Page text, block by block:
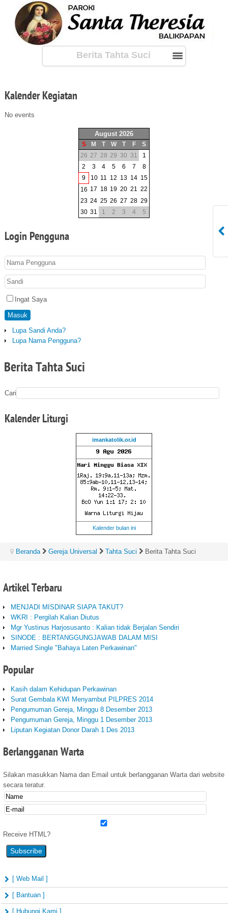
Berita Tahta Suci
KalenderKegiatan
No events
August 2026
S M T W T F
S
26 27 28 29 30 31
1
2
3 4 5 6 7
8
9
10 11 12 13 14 15
16 17 18 19 20 21 22
23 24 25 26 27 28 29
30 31 1 2 3 4 5
Login Pengguna
Ingat Saya
Masuk
Lupa Sandi Anda?
Lupa Nama Pengguna?
Berita Tahta Suci
Cari
KalenderLiturgi
imankatolik.or.id
Kalender bulan ini
Beranda Gereja Universal Tahta Suci Berita Tahta Suci
ArtikelTerbaru
MENJADI MISDINAR SIAPA TAKUT?
WKRI : Pergilah Kalian Diutus
Mgr Yustinus Harjosusanto : Kalian tidak Berjalan Sendiri
SINODE : BERTANGGUNGJAWAB DALAM MISI
Married Single "Bahaya Laten Perkawinan"
Popular
Kasih dalam Kehidupan Perkawinan
Surat Gembala KWI Menyambut PILPRES 2014
Pengumuman Gereja, Minggu 8 Desember 2013
Pengumuman Gereja, Minggu 1 Desember 2013
Liputan Kegiatan Donor Darah 1 Des 2013
Berlangganan Warta
Silakan masukkan Nama dan Email untuk berlangganan Warta dari website
secara teratur.
Receive HTML?
[ Web Mail ]
[ Bantuan ]
[ Hubungi Kami ]